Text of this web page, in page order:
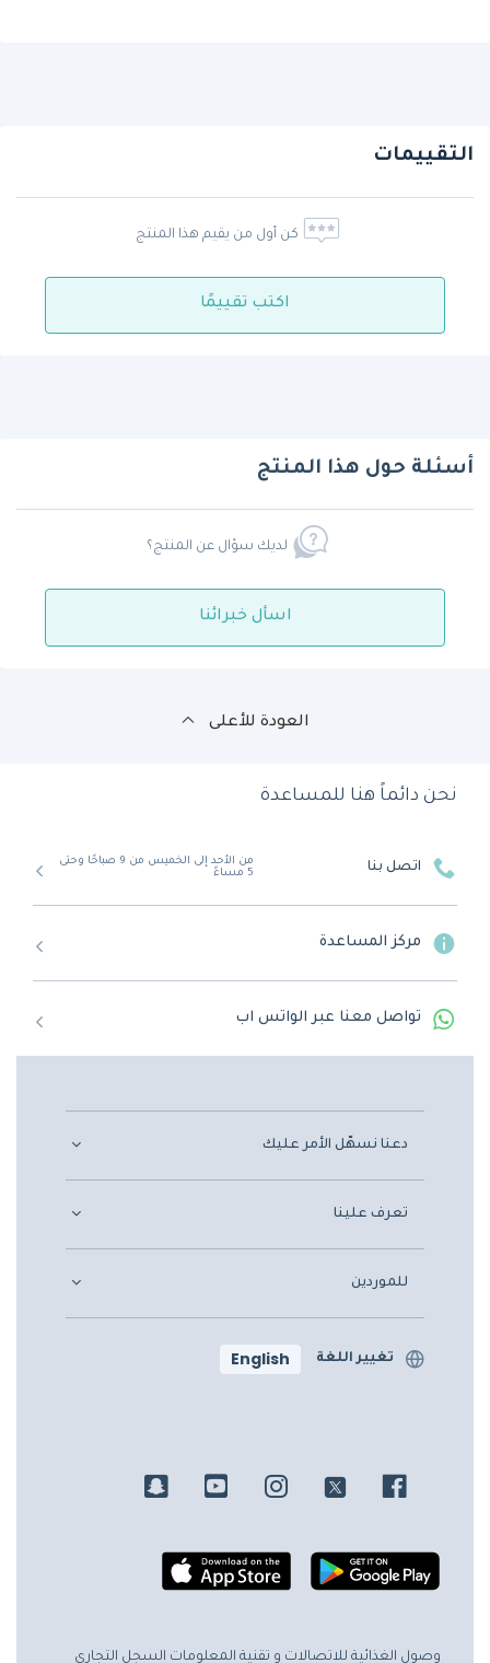
التقييمات
كن أول من يقيم هذا المنتج
اكتب تقييمًا
أسئلة حول هذا المنتج
لديك سؤال عن المنتج؟
اسأل خبرائنا
العودة للأعلى
نحن دائماً هنا للمساعدة
اتصل بنا
من الأحد إلى الخميس من 9 صباحًا وحتى
5 مساءً
مركز المساعدة
تواصل معنا عبر الواتس اب
دعنا نسهّل الأمر عليك
تعرف علينا
للموردين
تغيير اللغة English
وصول الغذائية للاتصالات و تقنية المعلومات السجل التجاري